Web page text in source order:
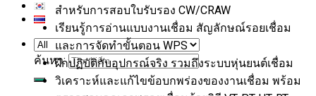
ค้นหา:
สำหรับการสอบใบรับรอง CW/CRAW
เรียนรู้การอ่านแบบงานเชื่อม สัญลักษณ์รอยเชื่อม
และการจัดทำขั้นตอน WPS
ฝึกปฏิบัติกับอุปกรณ์จริง รวมถึงระบบหุ่นยนต์เชื่อม
วิเคราะห์และแก้ไขข้อบกพร่องของงานเชื่อม พร้อม